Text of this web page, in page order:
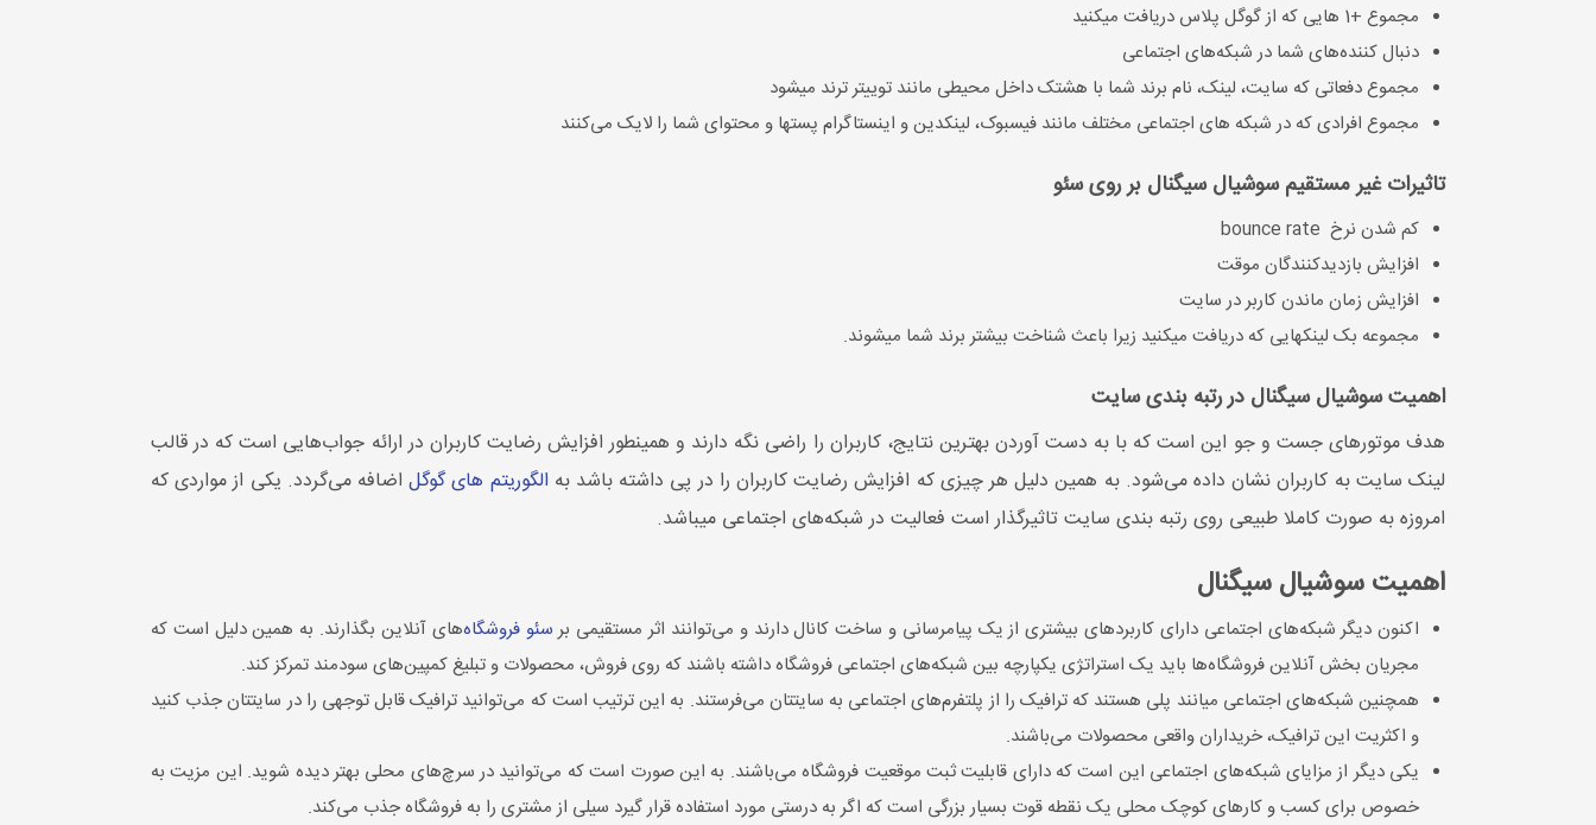
مجموع +1 هایی که از گوگل پلاس دریافت می‎کنید
دنبال کننده‌های شما در شبکه‌های اجتماعی
مجموع دفعاتی که سایت، لینک، نام برند شما با هشتک داخل محیطی مانند توییتر ترند می‎شود
مجموع افرادی که در شبکه ‎های اجتماعی مختلف مانند فیسبوک، لینکدین و اینستاگرام پست‎ها و محتوای شما را لایک می‌کنند
تاثیرات غیر مستقیم سوشیال سیگنال بر روی سئو
کم شدن نرخ bounce rate
افزایش بازدیدکنندگان موقت
افزایش زمان ماندن کاربر در سایت
مجموعه بک لینک‎هایی که دریافت می‎کنید زیرا باعث شناخت بیشتر برند شما می‎شوند.
اهمیت سوشیال سیگنال در رتبه بندی سایت
هدف موتورهای جست و جو این است که با به دست آوردن بهترین نتایج، کاربران را راضی نگه دارند و همینطور افزایش رضایت کاربران در ارائه جواب‌هایی است که در قالب
لینک سایت به کاربران نشان داده می‌شود. به همین دلیل هر چیزی که افزایش رضایت کاربران را در پی داشته باشد به الگوریتم های گوگلاضافه می‌گردد. یکی از مواردی که
امروزه به صورت کاملا طبیعی روی رتبه بندی سایت تاثیرگذار است فعالیت در شبکه‌های اجتماعی می‎باشد.
اهمیت سوشیال سیگنال
اکنون دیگر شبکه‌های اجتماعی دارای کاربردهای بیشتری از یک پیام‎رسانی و ساخت کانال دارند و می‌توانند اثر مستقیمی بر سئو فروشگاه‌های آنلاین بگذارند. به همین دلیل است که
مجریان بخش آنلاین فروشگاه‌ها باید یک استراتژی یکپارچه بین شبکه‌های اجتماعی فروشگاه داشته باشند که روی فروش، محصولات و تبلیغ کمپین‌های سودمند تمرکز کند.
همچنین شبکه‌های اجتماعی میانند پلی هستند که ترافیک را از پلتفرم‌های اجتماعی به سایتتان می‌فرستند. به این ترتیب است که می‌توانید ترافیک قابل توجهی را در سایتتان جذب کنید
و اکثریت این ترافیک، خریداران واقعی محصولات می‌باشند.
یکی دیگر از مزایای شبکه‌های اجتماعی این است که دارای قابلیت ثبت موقعیت فروشگاه می‌باشند. به این صورت است که می‌توانید در سرچ‌های محلی بهتر دیده شوید. این مزیت به
خصوص برای کسب و کارهای کوچک محلی یک نقطه قوت بسیار بزرگی است که اگر به درستی مورد استفاده قرار گیرد سیلی از مشتری را به فروشگاه جذب می‌کند.